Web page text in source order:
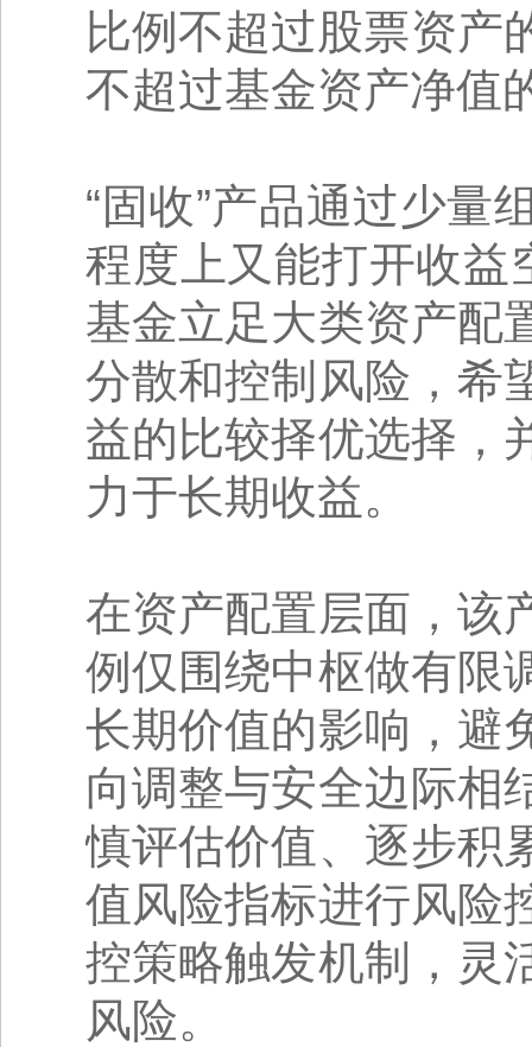
比例不超过股票资产
不超过基金资产净值
“固收”产品通过少量
程度上又能打开收益
基金立足大类资产配
分散和控制风险，希
益的比较择优选择，
力于长期收益。
在资产配置层面，该
例仅围绕中枢做有限
长期价值的影响，避
向调整与安全边际相
慎评估价值、逐步积
值风险指标进行风险
控策略触发机制，灵
风险。